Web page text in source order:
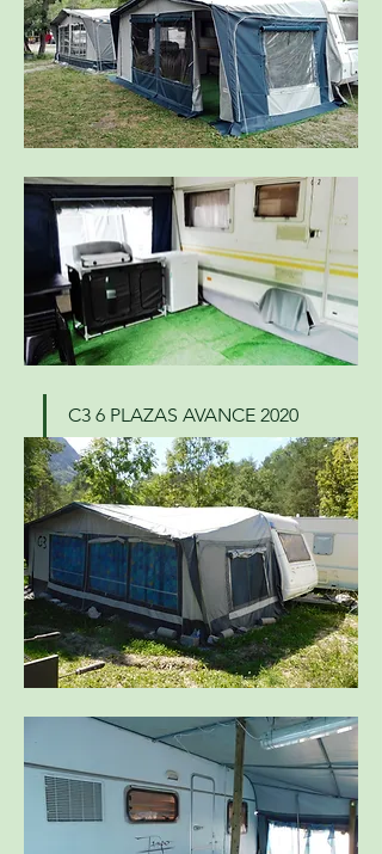
C3 6 PLAZAS AVANCE 2020